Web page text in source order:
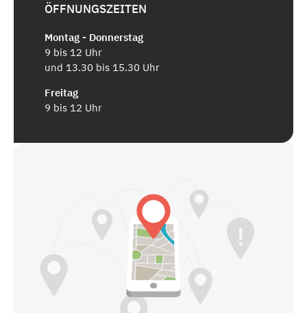
ÖFFNUNGSZEITEN
Montag - Donnerstag
9 bis 12 Uhr
und 13.30 bis 15.30 Uhr
Freitag
9 bis 12 Uhr